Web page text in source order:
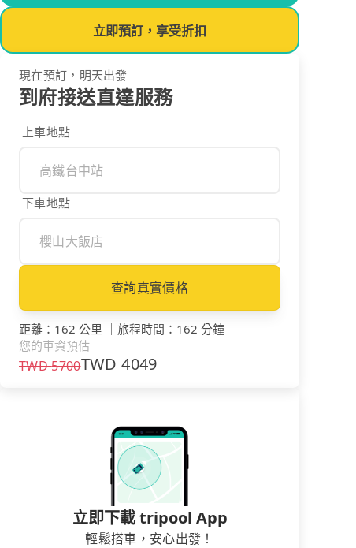
立即預訂，享受折扣
現在預訂，明天出發
到府接送直達服務
上車地點
下車地點
查詢真實價格
距離 ： 162 公里 ｜ 旅程時間 ： 162 分鐘
您的車資預估
TWD5700TWD4049
立即下載 tripool App
輕鬆搭車，安心出發！